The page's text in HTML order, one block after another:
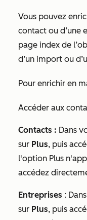
Vous pouvez
contact ou d’une
page index de
d’un import ou
Pour enrichir en
Accéder aux
Contacts : Dans
sur Plus, puis
l'option Plus
accédez
Entreprises :
sur Plus, puis